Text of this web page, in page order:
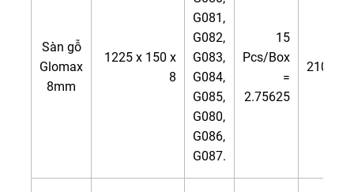
Sàn gỗ
Glomax
8mm
1225 x 150 x
8
G081,
G082,
G083,
G084,
G085,
G080,
G086,
G087.
15
Pcs/Box
=
2.75625
210.000